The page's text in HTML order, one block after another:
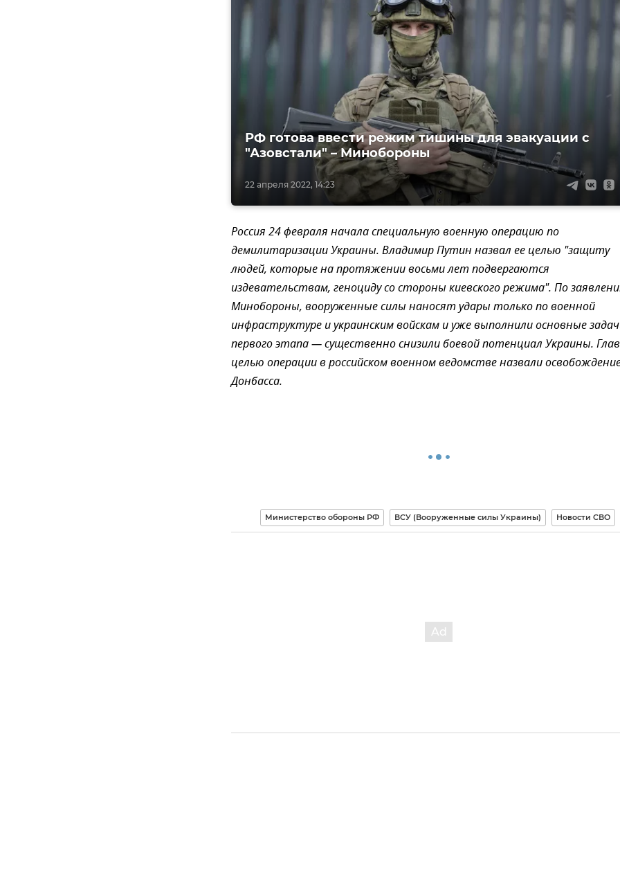
22 апреля 2022, 14:23
РФ готова ввести режим тишины для эвакуации с
"Азовстали" – Минобороны
Россия 24 февраля начала специальную военную операцию по
демилитаризации Украины. Владимир Путин назвал ее целью "защиту
людей, которые на протяжении восьми лет подвергаются
издевательствам, геноциду со стороны киевского режима". По
Минобороны, вооруженные силы наносят удары только по военной
инфраструктуре и украинским войскам и уже выполнили основные
первого этапа — существенно снизили боевой потенциал Украины.
целью операции в российском военном ведомстве назвали
Донбасса.
Министерство обороны РФ ВСУ (Вооруженные силы Украины) Новости СВО